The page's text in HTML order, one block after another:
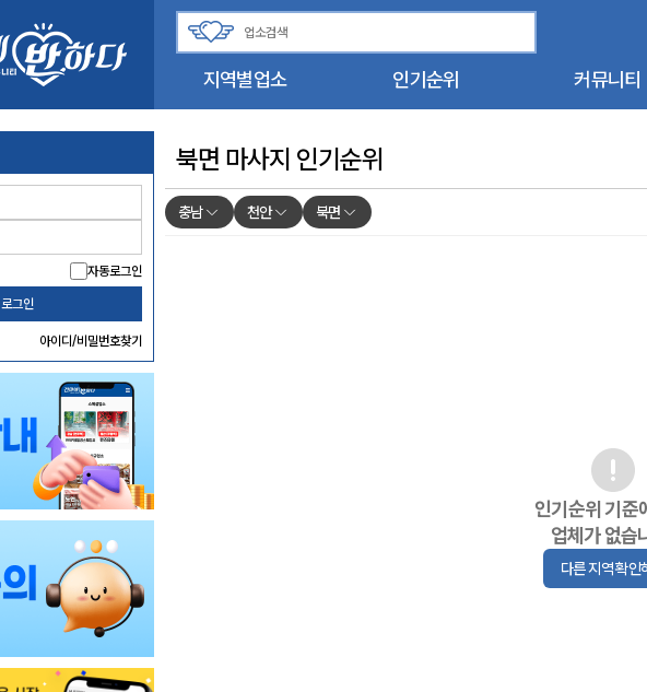
지역별업소 인기순위 커뮤니티
자동로그인
로그인
아이디/비밀번호찾기
북면 마사지 인기순위
충남 천안 북면
인기순위 기준
업체가 없습
다른 지역 확인